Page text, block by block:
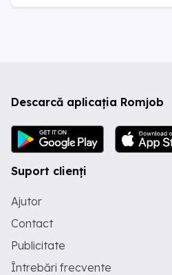
Descarcă aplicația Romjob
Suport clienți
Ajutor
Contact
Publicitate
Întrebări frecvente